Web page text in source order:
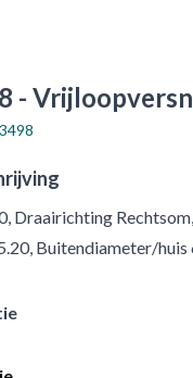
-
Draairichting
Buitendiameter/